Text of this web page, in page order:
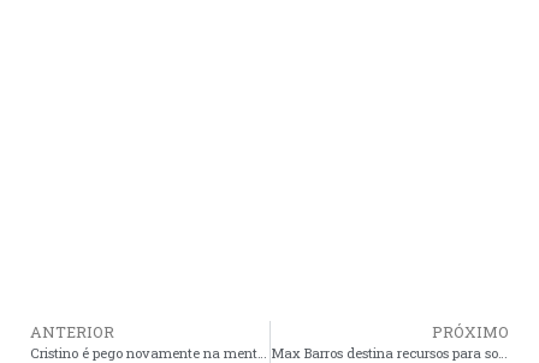
ANTERIOR PRÓXIMO
Max Barros destina recursos para solucionar problema de água em Araioses